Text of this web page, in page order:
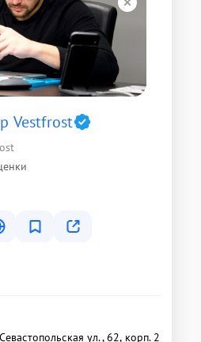
Vestfrost
ул., 62, корп. 2